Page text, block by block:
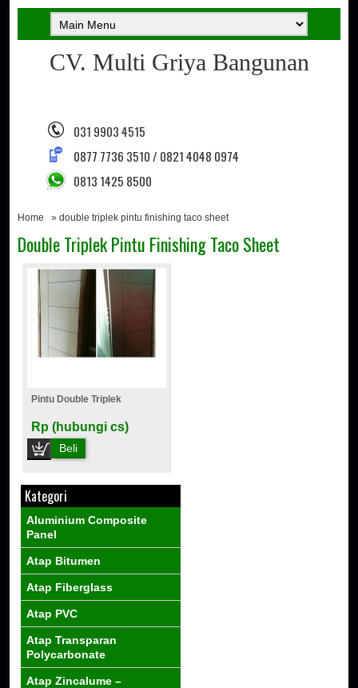
CV. Multi Griya Bangunan
031 9903 4515
0877 7736 3510 / 0821 4048 0974
0813 1425 8500
Home » double triplek pintu finishing taco sheet
Double Triplek Pintu Finishing Taco Sheet
Pintu Double Triplek
Rp (hubungi cs)
Beli
Kategori
Aluminium Composite
Panel
Atap Bitumen
Atap Fiberglass
Atap PVC
Atap Transparan
Polycarbonate
Atap Zincalume –